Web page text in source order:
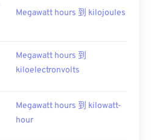
Megawatt hours 到 kilojoules
Megawatt hours 到
kiloelectronvolts
Megawatt hours 到 kilowatt-
hour